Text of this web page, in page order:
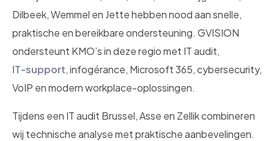
Dilbeek, Wemmel en Jette hebben nood aan snelle,
praktische en bereikbare ondersteuning. GVISION
ondersteunt KMO’s in deze regio met IT audit,
IT-support, infogérance, Microsoft 365, cybersecurity,
VoIP en modern workplace-oplossingen.
Tijdens een IT audit Brussel, Asse en Zellik combineren
wij technische analyse met praktische aanbevelingen.